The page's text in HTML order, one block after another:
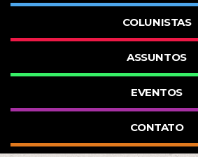
COLUNISTAS
ASSUNTOS
EVENTOS
CONTATO